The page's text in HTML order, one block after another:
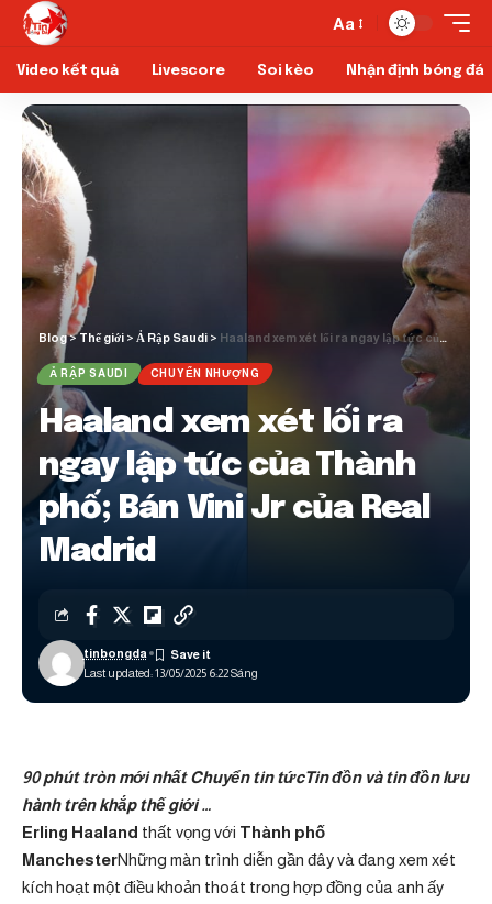
Aa
Video kết quả Livescore Soi kèo Nhận định bóng đá
Blog>Thế giới > Ả Rập Saudi > Haaland xem xét lối ra ngay lập tức của Thành phố; Bán Vini Jr của Real Madrid
Ả RẬP SAUDI CHUYỂN NHƯỢNG
Haaland xem xét lối ra
ngay lập tức của Thành
phố; Bán Vini Jr của Real
Madrid
Last updated: 13/05/2025 6:22 Sáng
tinbongda
90 phút tròn mới nhấtChuyển tin tứcTin đồn và tin đồn lưu
hành trên khắp thế giới …
Erling Haaland thất vọng với Thành phố
ManchesterNhững màn trình diễn gần đây và đang xem xét
kích hoạt một điều khoản thoát trong hợp đồng của anh ấy